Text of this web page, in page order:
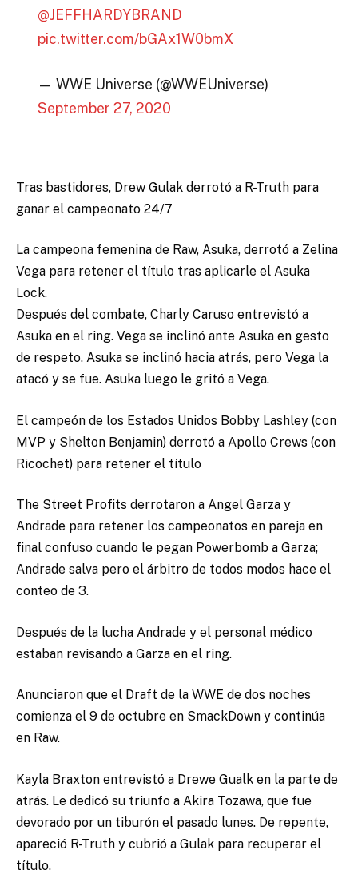
@JEFFHARDYBRAND
pic.twitter.com/bGAx1W0bmX
— WWE Universe (@WWEUniverse)
September 27, 2020
Tras bastidores, Drew Gulak derrotó a R-Truth para
ganar el campeonato 24/7
La campeona femenina de Raw, Asuka, derrotó a Zelina
Vega para retener el título tras aplicarle el Asuka
Lock.
Después del combate, Charly Caruso entrevistó a
Asuka en el ring. Vega se inclinó ante Asuka en gesto
de respeto. Asuka se inclinó hacia atrás, pero Vega la
atacó y se fue. Asuka luego le gritó a Vega.
El campeón de los Estados Unidos Bobby Lashley (con
MVP y Shelton Benjamin) derrotó a Apollo Crews (con
Ricochet) para retener el título
The Street Profits derrotaron a Angel Garza y ​​
Andrade para retener los campeonatos en pareja en
final confuso cuando le pegan Powerbomb a Garza;
Andrade salva pero el árbitro de todos modos hace el
conteo de 3.
Después de la lucha Andrade y el personal médico
estaban revisando a Garza en el ring.
Anunciaron que el Draft de la WWE de dos noches
comienza el 9 de octubre en SmackDown y continúa
en Raw.
Kayla Braxton entrevistó a Drewe Gualk en la parte de
atrás. Le dedicó su triunfo a Akira Tozawa, que fue
devorado por un tiburón el pasado lunes. De repente,
apareció R-Truth y cubrió a Gulak para recuperar el
título.